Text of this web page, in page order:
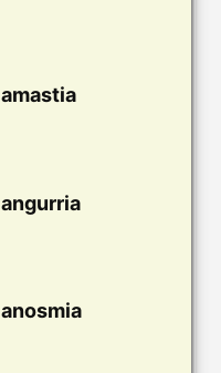
amastia
angurria
anosmia